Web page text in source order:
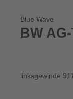
Blue Wave
BW
linksgewinde